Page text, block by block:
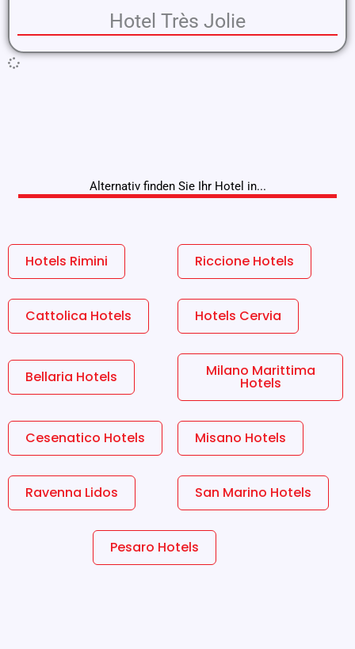
Hotel Très Jolie
Alternativ finden Sie Ihr Hotel in...
Hotels Rimini Riccione Hotels
Cattolica Hotels Hotels Cervia
Bellaria Hotels Milano Marittima
Hotels
Cesenatico Hotels Misano Hotels
Ravenna Lidos San Marino Hotels
Pesaro Hotels